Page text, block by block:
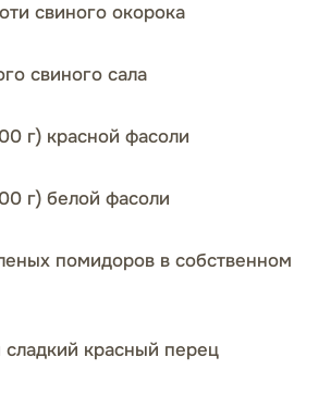
свиного окорока
свиного сала
г) красной фасоли
г) белой фасоли
помидоров в собственном
сладкий красный перец